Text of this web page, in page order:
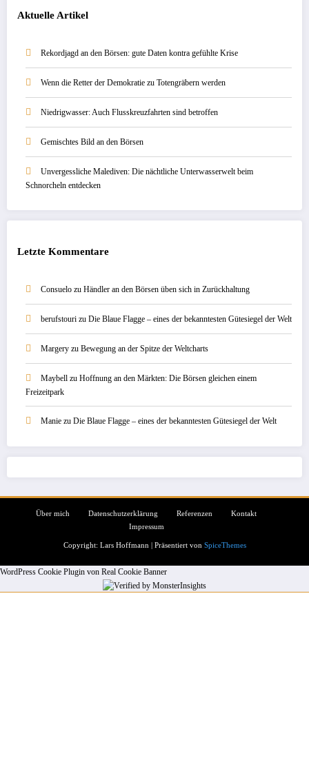
Aktuelle Artikel
Rekordjagd an den Börsen: gute Daten kontra gefühlte Krise
Wenn die Retter der Demokratie zu Totengräbern werden
Niedrigwasser: Auch Flusskreuzfahrten sind betroffen
Gemischtes Bild an den Börsen
Unvergessliche Malediven: Die nächtliche Unterwasserwelt beim
Schnorcheln entdecken
Letzte Kommentare
Consuelo zu Händler an den Börsen üben sich in Zurückhaltung
berufstouri zu Die Blaue Flagge – eines der bekanntesten Gütesiegel der Welt
Margery zu Bewegung an der Spitze der Weltcharts
Maybell zu Hoffnung an den Märkten: Die Börsen gleichen einem
Freizeitpark
Manie zu Die Blaue Flagge – eines der bekanntesten Gütesiegel der Welt
Über mich Datenschutzerklärung Referenzen
Kontakt
Impressum
Copyright: Lars Hoffmann | Präsentiert von SpiceThemes
WordPress Cookie Plugin von Real Cookie Banner